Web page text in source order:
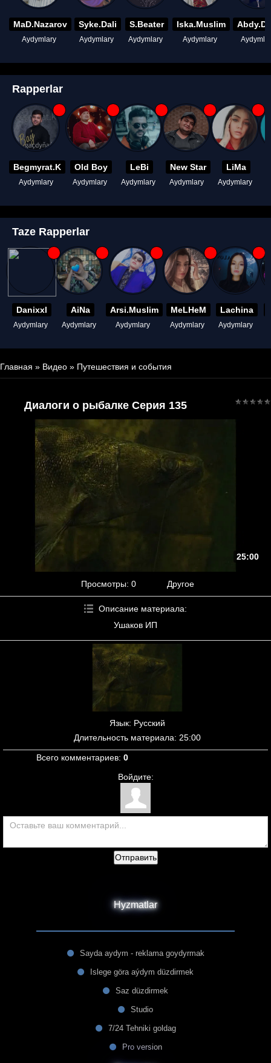
MaD.Nazarov
Aydymlary
Syke.Dali
Aydymlary
S.Beater
Aydymlary
Iska.Muslim
Aydymlary
Rapperlar
Begmyrat.K
Aydymlary
Old Boy
Aydymlary
LeBi
Aydymlary
New Star
Aydymlary
LiMa
Aydymlary
Taze Rapperlar
Danixxl
Aydymlary
AiNa
Aydymlary
Arsi.Muslim
Aydymlary
MeLHeM
Aydymlary
Lachina
Aydymlary
Главная » Видео » Путешествия и события
Диалоги о рыбалке Серия 135
25:00
Просмотры: 0 Другое
Описание материала:
Ушаков ИП
Язык: Русский
Длительность материала: 25:00
Всего комментариев: 0
Войдите:
Отправить
Hyzmatlar
Sayda aydym - reklama goydyrmak
Islege göra aýdym düzdirmek
Saz düzdirmek
Studio
7/24 Tehniki goldag
Pro version